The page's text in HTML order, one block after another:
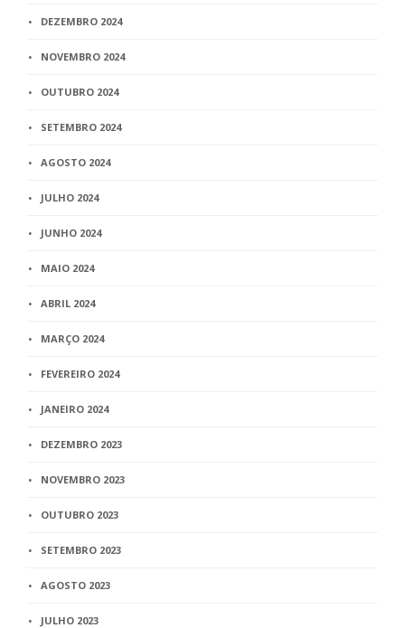
DEZEMBRO 2024
NOVEMBRO 2024
OUTUBRO 2024
SETEMBRO 2024
AGOSTO 2024
JULHO 2024
JUNHO 2024
MAIO 2024
ABRIL 2024
MARÇO 2024
FEVEREIRO 2024
JANEIRO 2024
DEZEMBRO 2023
NOVEMBRO 2023
OUTUBRO 2023
SETEMBRO 2023
AGOSTO 2023
JULHO 2023